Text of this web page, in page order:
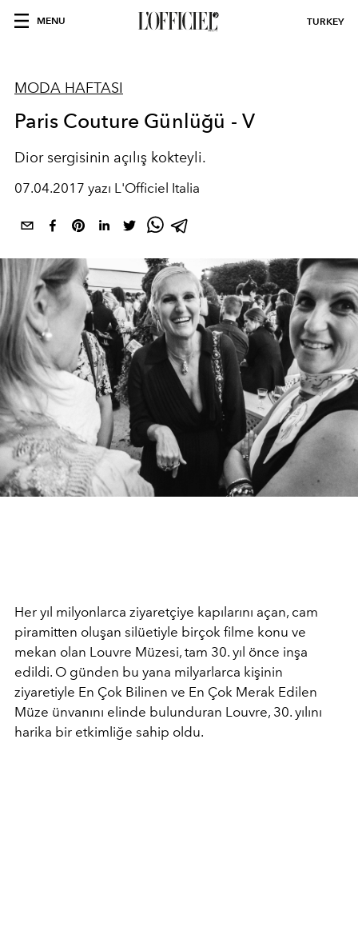
MENU TURKEY
MODA HAFTASI
Paris Couture Günlüğü - V
Dior sergisinin açılış kokteyli.
07.04.2017 yazı L'Officiel Italia
Her yıl milyonlarca ziyaretçiye kapılarını açan, cam
piramitten oluşan silüetiyle birçok filme konu ve
mekan olan Louvre Müzesi, tam 30. yıl önce inşa
edildi. O günden bu yana milyarlarca kişinin
ziyaretiyle En Çok Bilinen ve En Çok Merak Edilen
Müze ünvanını elinde bulunduran Louvre, 30. yılını
harika bir etkimliğe sahip oldu.